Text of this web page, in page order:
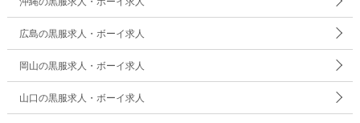
広島の黒服求人・ボーイ求人
岡山の黒服求人・ボーイ求人
山口の黒服求人・ボーイ求人